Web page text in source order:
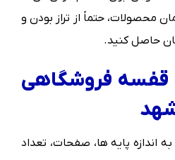
محصولات، حتماً از تراز بودن و
حاصل کنید.
قفسه فروشگاهی
اندازه پایه ها، صفحات، تعداد